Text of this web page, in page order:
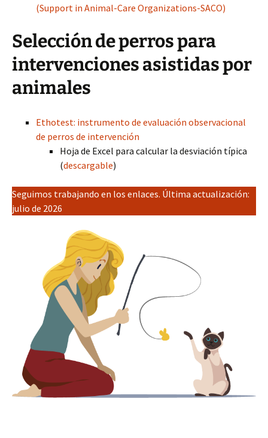
(Support in Animal-Care Organizations-SACO)
Selección de perros para
intervenciones asistidas por
animales
Ethotest: instrumento de evaluación observacional
de perros de intervención
Hoja de Excel para calcular la desviación típica
(descargable)
Seguimos trabajando en los enlaces. Última actualización:
julio de 2026